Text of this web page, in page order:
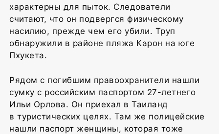
характерны для пыток. Следователи
считают, что он подвергся физическому
насилию, прежде чем его убили. Труп
обнаружили в районе пляжа Карон на юге
Пхукета.
Рядом с погибшим правоохранители нашли
сумку с российским паспортом 27-летнего
Ильи Орлова. Он приехал в Таиланд
в туристических целях. Там же полицейские
нашли паспорт женщины, которая тоже